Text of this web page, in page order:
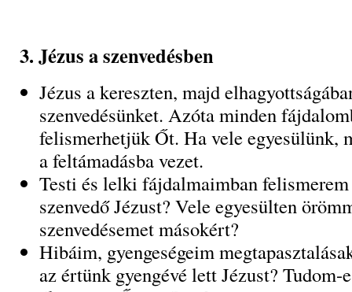
3. Jézus a szenvedésben
Jézus a kereszten, majd
szenvedésünket. Azóta minden
felismerhetjük Őt. Ha vele egyesülünk,
a feltámadásba vezet.
Testi és lelki fájdalmaimban felismerem
szenvedő Jézust? Vele egyesülten
szenvedésemet másokért?
Hibáim, gyengeségeim
az értünk gyengévé lett Jézust? Tudom-